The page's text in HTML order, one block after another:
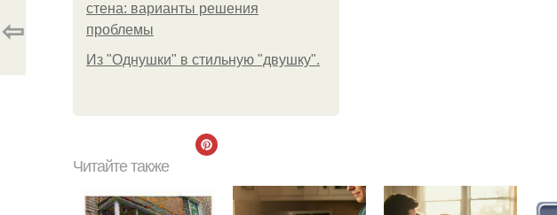
стена: варианты решения
проблемы
Из "Однушки" в стильную "двушку".
⇦
Читайте также